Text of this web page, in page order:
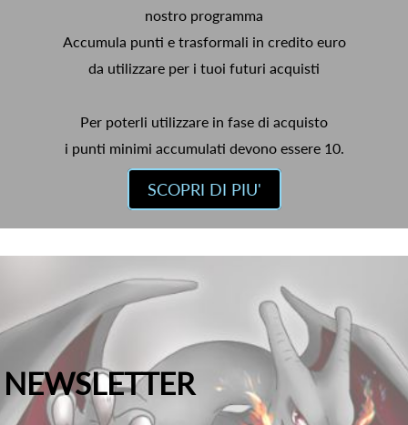
nostro programma
Accumula punti e trasformali in credito euro
da utilizzare per i tuoi futuri acquisti
Per poterli utilizzare in fase di acquisto
i punti minimi accumulati devono essere 10.
SCOPRI DI PIU'
NEWSLETTER